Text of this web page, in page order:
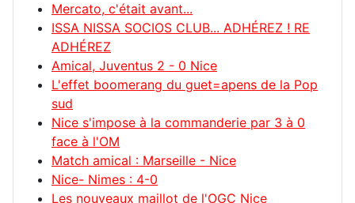
Mercato, c'était avant...
ISSA NISSA SOCIOS CLUB... ADHÉREZ ! RE
ADHÉREZ
Amical, Juventus 2 - 0 Nice
L'effet boomerang du guet=apens de la Pop
sud
Nice s'impose à la commanderie par 3 à 0
face à l'OM
Match amical : Marseille - Nice
Nice- Nimes : 4-0
Les nouveaux maillot de l'OGC Nice